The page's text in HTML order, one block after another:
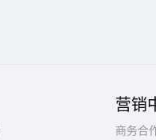
营销
商务合